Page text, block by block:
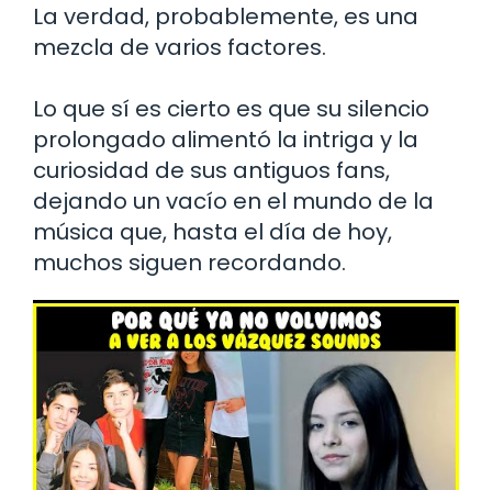
La verdad, probablemente, es una
mezcla de varios factores.
Lo que sí es cierto es que su silencio
prolongado alimentó la intriga y la
curiosidad de sus antiguos fans,
dejando un vacío en el mundo de la
música que, hasta el día de hoy,
muchos siguen recordando.